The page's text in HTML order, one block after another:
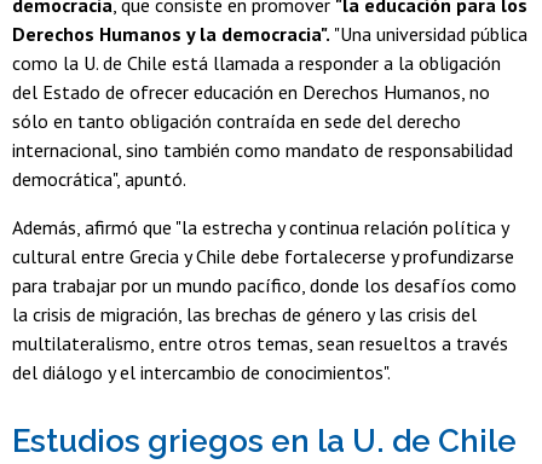
democracia, que consiste en promover "la educación para los
Derechos Humanos y la democracia". "Una universidad pública
como la U. de Chile está llamada a responder a la obligación
del Estado de ofrecer educación en Derechos Humanos, no
sólo en tanto obligación contraída en sede del derecho
internacional, sino también como mandato de responsabilidad
democrática", apuntó.
Además, afirmó que "la estrecha y continua relación política y
cultural entre Grecia y Chile debe fortalecerse y profundizarse
para trabajar por un mundo pacífico, donde los desafíos como
la crisis de migración, las brechas de género y las crisis del
multilateralismo, entre otros temas, sean resueltos a través
del diálogo y el intercambio de conocimientos".
Estudios griegos en la U. de Chile